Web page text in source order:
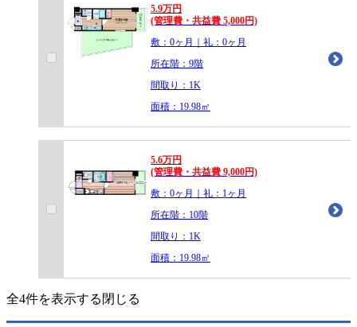
5.9万円
(管理費・共益費 5,000円)
敷：0ヶ月｜礼：0ヶ月
所在階：9階
間取り：1K
面積：19.98㎡
5.6万円
(管理費・共益費 9,000円)
敷：0ヶ月｜礼：1ヶ月
所在階：10階
間取り：1K
面積：19.98㎡
全4件を表示する 閉じる